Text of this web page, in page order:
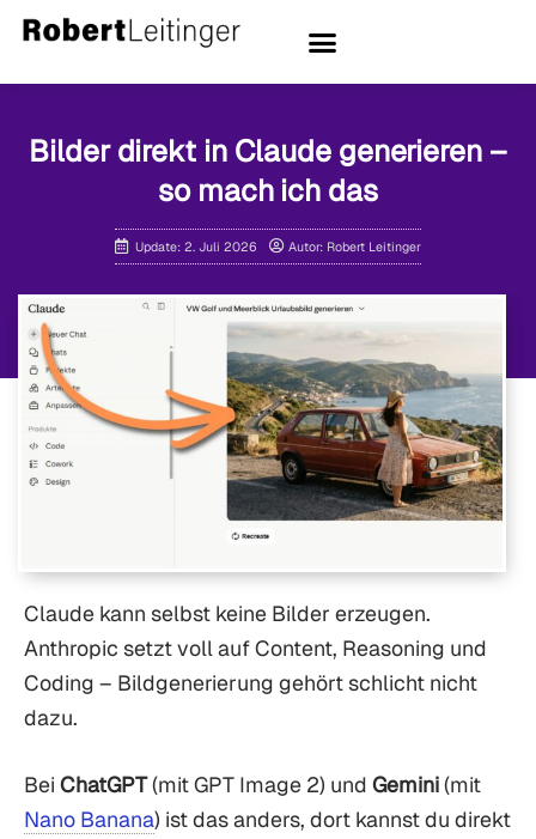
Bilder direkt in Claude generieren –
so mach ich das
Update: 2. Juli 2026 Autor: Robert Leitinger
Claude kann selbst keine Bilder erzeugen.
Anthropic setzt voll auf Content, Reasoning und
Coding – Bildgenerierung gehört schlicht nicht
dazu.
Bei ChatGPT(mit GPT Image 2) und Gemini(mit
Nano Banana) ist das anders, dort kannst du direkt